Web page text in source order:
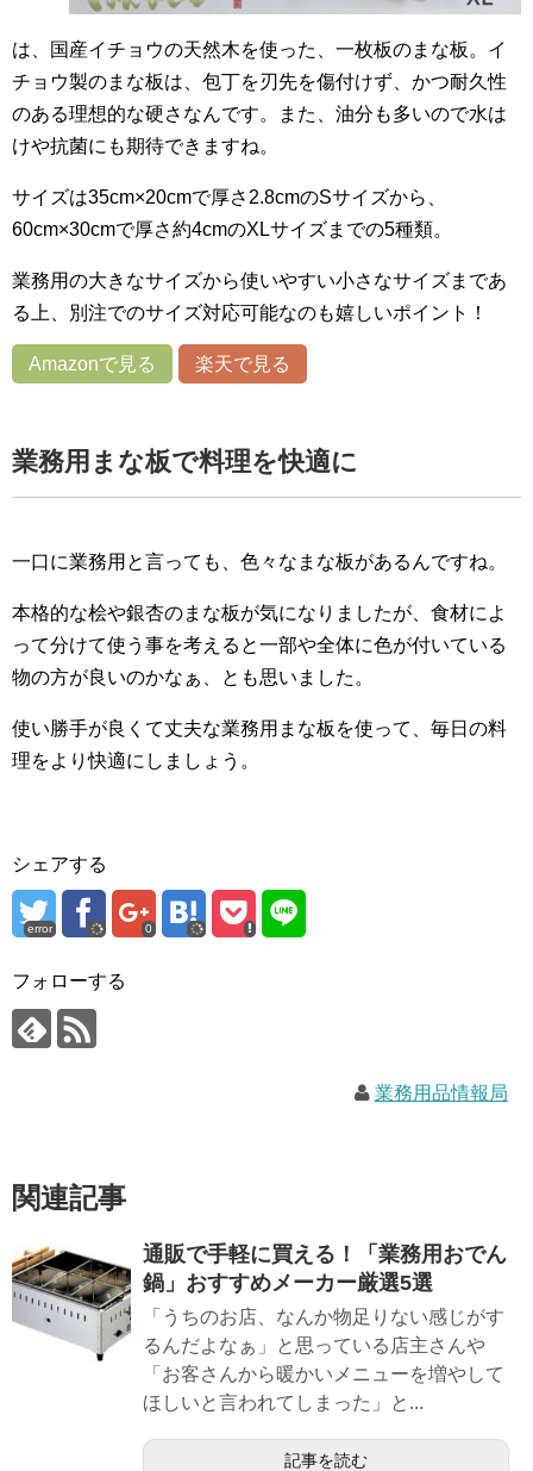
は、国産イチョウの天然木を使った、一枚板のまな板。イ
チョウ製のまな板は、包丁を刃先を傷付けず、かつ耐久性
のある理想的な硬さなんです。また、油分も多いので水は
けや抗菌にも期待できますね。
サイズは35cm×20cmで厚さ2.8cmのSサイズから、
60cm×30cmで厚さ約4cmのXLサイズまでの5種類。
業務用の大きなサイズから使いやすい小さなサイズまであ
る上、別注でのサイズ対応可能なのも嬉しいポイント！
Amazonで見る 楽天で見る
業務用まな板で料理を快適に
一口に業務用と言っても、色々なまな板があるんですね。
本格的な桧や銀杏のまな板が気になりましたが、食材によ
って分けて使う事を考えると一部や全体に色が付いている
物の方が良いのかなぁ、とも思いました。
使い勝手が良くて丈夫な業務用まな板を使って、毎日の料
理をより快適にしましょう。
シェアする
error 0
フォローする
業務用品情報局
関連記事
通販で手軽に買える！「業務用おでん
鍋」おすすめメーカー厳選5選
「うちのお店、なんか物足りない感じがす
るんだよなぁ」と思っている店主さんや
「お客さんから暖かいメニューを増やして
ほしいと言われてしまった」と...
記事を読む